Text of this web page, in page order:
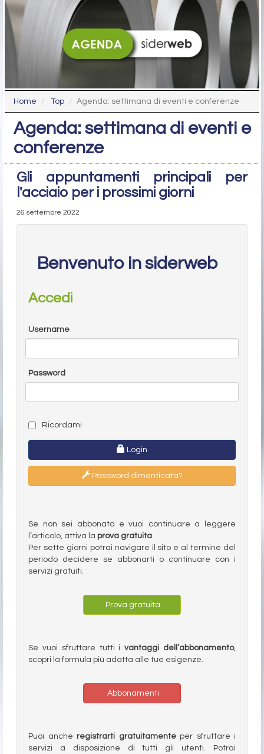
Home Top Agenda: settimana di eventi e conferenze
Agenda: settimana di eventi e
conferenze
Gli appuntamenti principali per
l'acciaio per i prossimi giorni
26 settembre 2022
Benvenuto in siderweb
Accedi
Username
Password
Ricordami
Login
Password dimenticata?
Se non sei abbonato e vuoi continuare a leggere
l’articolo, attiva la prova gratuita.
Per sette giorni potrai navigare il sito e al termine del
periodo decidere se abbonarti o continuare con i
servizi gratuiti.
Prova gratuita
Se vuoi sfruttare tutti ivantaggi dell’abbonamento,
scopri la formula più adatta alle tue esigenze.
Abbonamenti
Puoi anche registrarti gratuitamenteper sfruttare i
servizi a disposizione di tutti gli utenti. Potrai